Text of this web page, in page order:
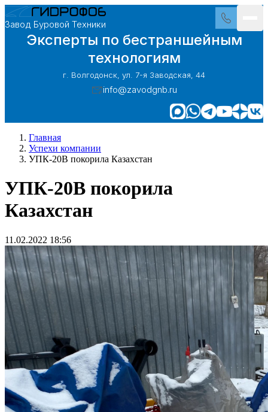
Завод Буровой Техники
Эксперты по бестраншейным
технологиям
г. Волгодонск, ул. 7-я Заводская, 44
info@zavodgnb.ru
Главная
Успехи компании
УПК-20В покорила Казахстан
УПК-20В покорила
Казахстан
11.02.2022 18:56